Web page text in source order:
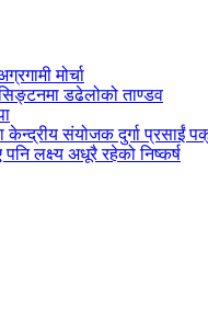
मोर्चा
डढेलोको ताण्डव
संयोजक दुर्गा प्रसाईं
लक्ष्य अधूरै रहेको निष्कर्ष